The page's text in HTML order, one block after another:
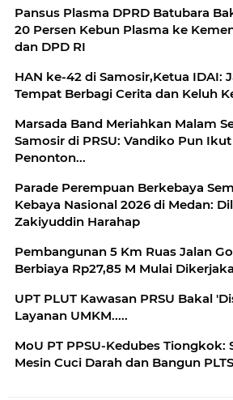
Pansus Plasma DPRD Batubara Bakal
20 Persen Kebun Plasma ke
dan DPD RI
HAN ke-42 di Samosir,Ketua IDAI:
Tempat Berbagi Cerita dan Keluh
Marsada Band Meriahkan Malam
Samosir di PRSU: Vandiko Pun
Penonton...
Parade Perempuan Berkebaya
Kebaya Nasional 2026 di Medan:
Zakiyuddin Harahap
Pembangunan 5 Km Ruas Jalan
Berbiaya Rp27,85 M Mulai
UPT PLUT Kawasan PRSU Bakal
Layanan UMKM.....
MoU PT PPSU-Kedubes Tiongkok:
Mesin Cuci Darah dan Bangun